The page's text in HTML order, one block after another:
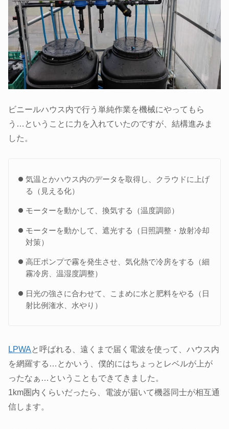
ビニールハウス内で行う単純作業を機械にやってもら
う…ということに力を入れていたのですが、結構進みま
した。
気温とかハウス内のデータを取得し、クラウドに上げ
る（見える化）
モーターを動かして、換気する（温度調節）
モーターを動かして、遮光する（日照調整・放射冷却
対策）
高圧ポンプで霧を発生させ、気化熱で冷房をする（細
霧冷房、温湿度調整）
日光の強さに合わせて、こまめに水と肥料をやる（日
射比例潅水、水やり）
LPWA と呼ばれる、遠くまで届く電波を使って、ハウス内
を網羅する…とかいう、僕的にはちょっとレベルが上が
ったなぁ…ということもできてきました。
1km圏内くらいだったら、電波が届いて機器同士が相互通
信します。